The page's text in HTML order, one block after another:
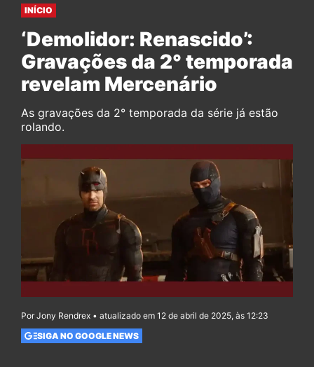
INÍCIO
‘Demolidor: Renascido’:
Gravações da 2° temporada
revelam Mercenário
As gravações da 2° temporada da série já estão
rolando.
Por Jony Rendrex • atualizado em 12 de abril de 2025, às 12:23
SIGA NO GOOGLE NEWS